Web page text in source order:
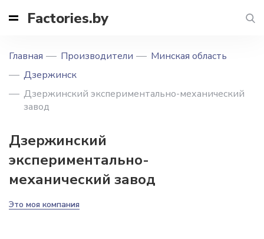
Factories.by
Главная Производители
Минская область
Дзержинск
Дзержинский экспериментально-механический
завод
Дзержинский
экспериментально-
механический завод
Это моя компания